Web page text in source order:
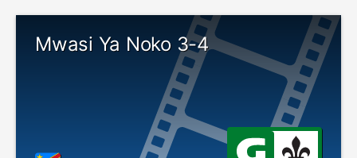
Mwasi Ya Noko 3-4